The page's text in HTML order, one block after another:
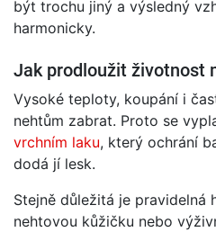
být trochu jiný a výsledný
harmonicky.
Jak prodloužit životnost
Vysoké teploty, koupání i
nehtům zabrat. Proto se
vrchním laku, který ochrání
dodá jí lesk.
Stejně důležitá je pravidelná
nehtovou kůžičku nebo